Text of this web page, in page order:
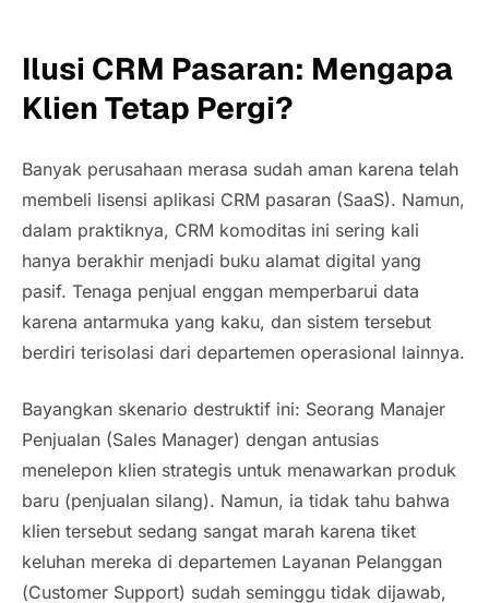
Ilusi CRM Pasaran: Mengapa
Klien Tetap Pergi?
Banyak perusahaan merasa sudah aman karena telah
membeli lisensi aplikasi CRM pasaran (SaaS). Namun,
dalam praktiknya, CRM komoditas ini sering kali
hanya berakhir menjadi buku alamat digital yang
pasif. Tenaga penjual enggan memperbarui data
karena antarmuka yang kaku, dan sistem tersebut
berdiri terisolasi dari departemen operasional lainnya.
Bayangkan skenario destruktif ini: Seorang Manajer
Penjualan (Sales Manager) dengan antusias
menelepon klien strategis untuk menawarkan produk
baru (penjualan silang). Namun, ia tidak tahu bahwa
klien tersebut sedang sangat marah karena tiket
keluhan mereka di departemen Layanan Pelanggan
(Customer Support) sudah seminggu tidak dijawab,